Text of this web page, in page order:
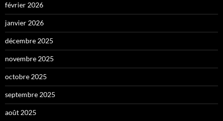
février 2026
janvier 2026
décembre 2025
novembre 2025
octobre 2025
septembre 2025
août 2025